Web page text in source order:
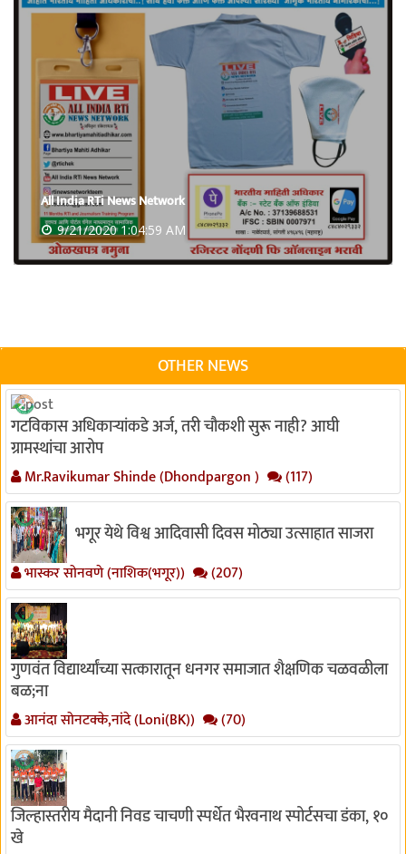
All India RTi News Network
9/21/2020 1:04:59 AM
OTHER NEWS
गटविकास अधिकाऱ्यांकडे अर्ज, तरी चौकशी सुरू नाही? आघी
ग्रामस्थांचा आरोप
Mr.Ravikumar Shinde (Dhondpargon ) (117)
भगूर येथे विश्व आदिवासी दिवस मोठ्या उत्साहात साजरा
भास्कर सोनवणे (नाशिक(भगूर)) (207)
गुणवंत विद्यार्थ्यांच्या सत्कारातून धनगर समाजात शैक्षणिक चळवळीला
बळ;ना
आनंदा सोनटक्के,नांदे (Loni(BK)) (70)
जिल्हास्तरीय मैदानी निवड चाचणी स्पर्धेत भैरवनाथ स्पोर्टसचा डंका, १०
खे